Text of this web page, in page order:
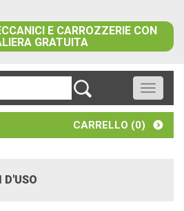
E CARROZZERIE CON
GRATUITA
Toggle
CARRELLO (0)
D'USO